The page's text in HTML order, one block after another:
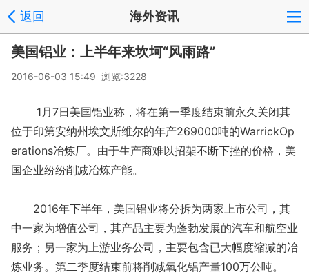
返回 海外资讯
美国铝业：上半年来坎坷“风雨路”
2016-06-03 15:49 浏览:3228
1月7日美国铝业称，将在第一季度结束前永久关闭其
位于印第安纳州埃文斯维尔的年产269000吨的WarrickOp
erations冶炼厂。由于生产商难以招架不断下挫的价格，美
国企业纷纷削减冶炼产能。
2016年下半年，美国铝业将分拆为两家上市公司，其
中一家为增值公司，其产品主要为蓬勃发展的汽车和航空业
服务；另一家为上游业务公司，主要包含已大幅度缩减的冶
炼业务。第二季度结束前将削减氧化铝产量100万公吨。